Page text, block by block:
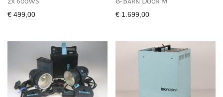
€ 499,00
€ 1.699,00